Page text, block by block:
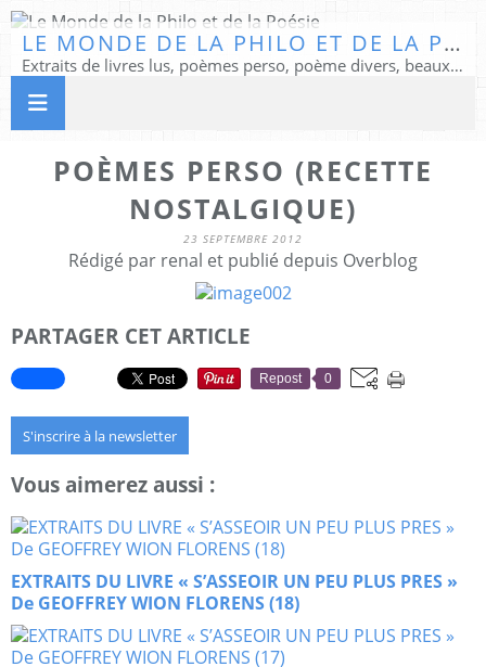
LE MONDE DE LA PHILO ET DE LA POÉSIE
Extraits de livres lus, poèmes perso, poème divers, beaux textes...
POÈMES PERSO (RECETTE
NOSTALGIQUE)
23 SEPTEMBRE 2012
Rédigé par renal et publié depuis Overblog
PARTAGER CET ARTICLE
Repost 0
S'inscrire à la newsletter
Vous aimerez aussi :
EXTRAITS DU LIVRE « S’ASSEOIR UN PEU PLUS PRES »
De GEOFFREY WION FLORENS (18)